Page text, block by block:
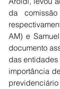
da
AM) e
documento
das
importância